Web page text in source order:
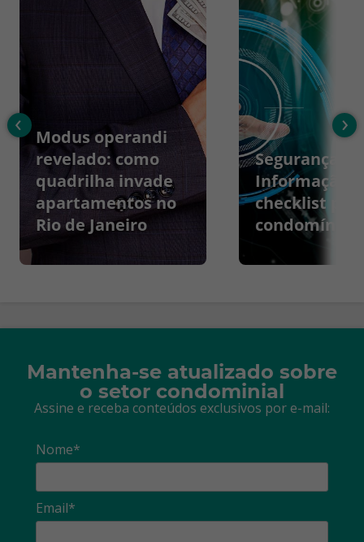
Modus operandi
revelado: como
quadrilha invade
apartamentos no
Rio de Janeiro
Segurança da
Informação:
checklist
condomínios
‹ ›
Mantenha-se atualizado sobre
o setor condominial
Assine e receba conteúdos exclusivos por e-mail:
Nome*
Email*